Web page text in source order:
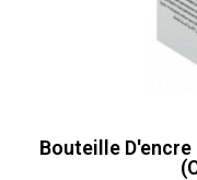
Bouteille D'encre